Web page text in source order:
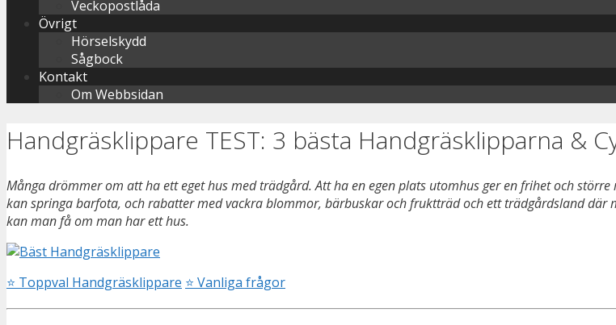
Veckopostlåda
Övrigt
Hörselskydd
Sågbock
Kontakt
Om Webbsidan
Handgräsklippare TEST: 3 bästa Handgräsklipparna &
Många drömmer om att ha ett eget hus med trädgård. Att ha en egen plats utomhus ger en frihet och
kan springa barfota, och rabatter med vackra blommor, bärbuskar och fruktträd och ett trädgårdsland
kan man få om man har ett hus.
⭐ Toppval Handgräsklippare ⭐ Vanliga frågor